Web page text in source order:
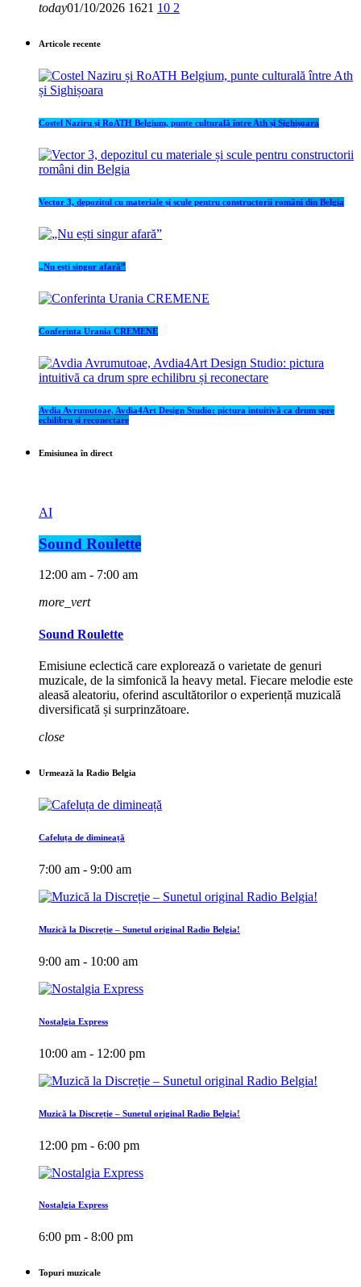
today01/10/2026 1621 10 2
Articole recente
Costel Naziru și RoATH Belgium, punte culturală între Ath și Sighișoara
Vector 3, depozitul cu materiale și scule pentru constructorii români din Belgia
„Nu ești singur afară”
Conferinta Urania CREMENE
Avdia Avrumutoae, Avdia4Art Design Studio: pictura intuitivă ca drum spre
echilibru și reconectare
Emisiunea în direct
AI
Sound Roulette
12:00 am - 7:00 am
more_vert
Sound Roulette
Emisiune eclectică care explorează o varietate de genuri
muzicale, de la simfonică la heavy metal. Fiecare melodie este
aleasă aleatoriu, oferind ascultătorilor o experiență muzicală
diversificată și surprinzătoare.
close
Urmează la Radio Belgia
Cafeluța de dimineață
7:00 am - 9:00 am
Muzică la Discreție – Sunetul original Radio Belgia!
9:00 am - 10:00 am
Nostalgia Express
10:00 am - 12:00 pm
Muzică la Discreție – Sunetul original Radio Belgia!
12:00 pm - 6:00 pm
Nostalgia Express
6:00 pm - 8:00 pm
Topuri muzicale